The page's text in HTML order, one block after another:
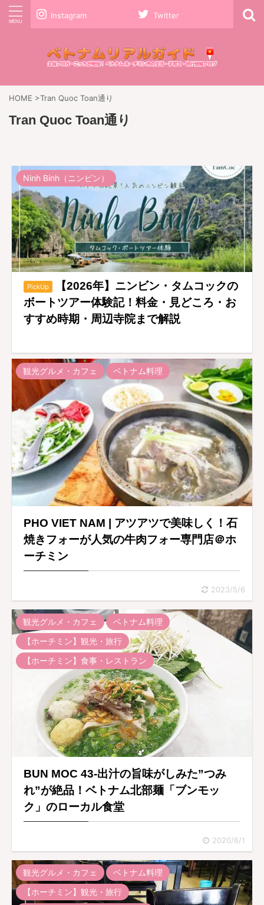
Instagram Twitter
HOME >Tran Quoc Toan通り
Tran Quoc Toan通り
Ninh Binh（ニンビン）
PickUp
【2026年】ニンビン・タムコックの
ボートツアー体験記！料金・見どころ・お
すすめ時期・周辺寺院まで解説
観光グルメ・カフェ ベトナム料理
PHO VIET NAM | アツアツで美味しく！石
焼きフォーが人気の牛肉フォー専門店＠ホ
ーチミン
2023/5/6
観光グルメ・カフェ
ベトナム料理
【ホーチミン】観光・旅行
【ホーチミン】食事・レストラン
BUN MOC 43-出汁の旨味がしみた”つみ
れ”が絶品！ベトナム北部麺「ブンモッ
ク」のローカル食堂
2020/6/1
観光グルメ・カフェ
ベトナム料理
【ホーチミン】観光・旅行